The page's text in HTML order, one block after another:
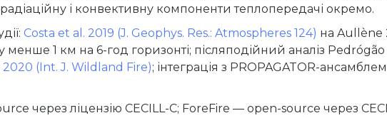
і конвективну компоненти теплопередачі окремо.
Costa et al. 2019 (J. Geophys. Res.: Atmospheres 124) на Aullène
1 км на 6-год горизонті; післяподійний аналіз Pedrógão
(Int. J. Wildland Fire); інтеграція з PROPAGATOR-
через ліцензію CECILL-C; ForeFire — open-source через